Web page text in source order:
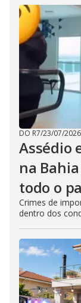
DO R7/23/07/2026
Assédio
na
todo o
Crimes de
dentro dos